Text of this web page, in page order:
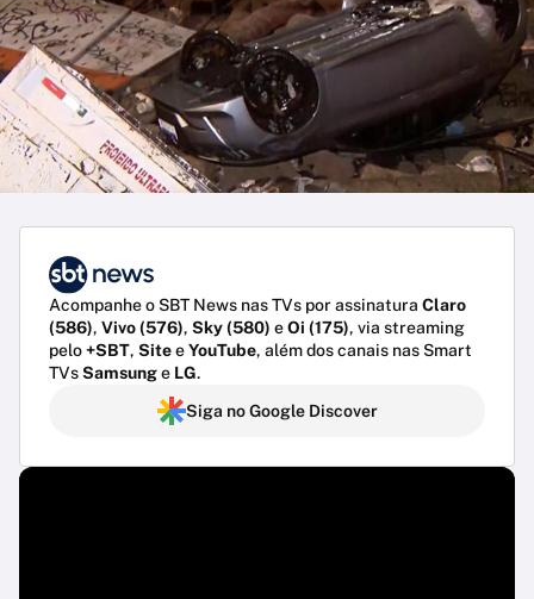
Acompanhe o SBT News nas TVs por assinatura Claro
(586), Vivo (576), Sky (580) eOi (175), via streaming
pelo+SBT, SiteeYouTube, além dos canais nas Smart
TVsSamsunge LG.
Siga no Google Discover